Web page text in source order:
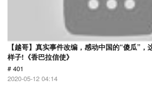
【越哥】真实事件改编，感动中国的“傻瓜”
样子!《香巴拉信使》
# 401
2020-05-12 04:14